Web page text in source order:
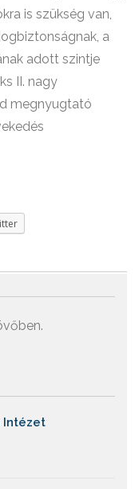
is szükség van,
a
adott szintje
II. nagy
megnyugtató
Intézet